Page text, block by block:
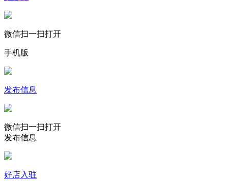
微信扫一扫打开
手机版
发布信息
微信扫一扫打开
发布信息
好店入驻